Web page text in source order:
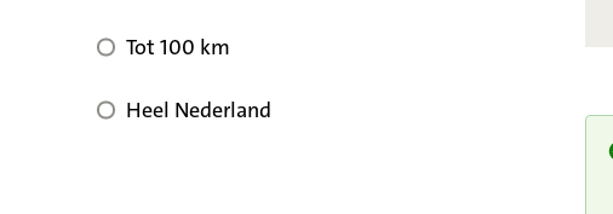
Tot 100 km
Heel Nederland